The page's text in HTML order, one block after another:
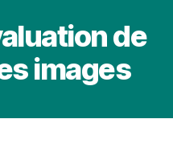
de
images